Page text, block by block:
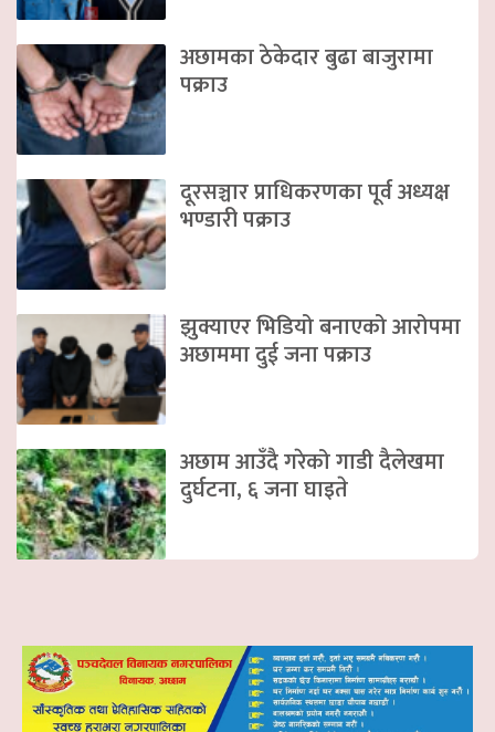
अछामका ठेकेदार बुढा बाजुरामा
पक्राउ
दूरसञ्चार प्राधिकरणका पूर्व अध्यक्ष
भण्डारी पक्राउ
झुक्याएर भिडियो बनाएको आरोपमा
अछाममा दुई जना पक्राउ
अछाम आउँदै गरेको गाडी दैलेखमा
दुर्घटना, ६ जना घाइते